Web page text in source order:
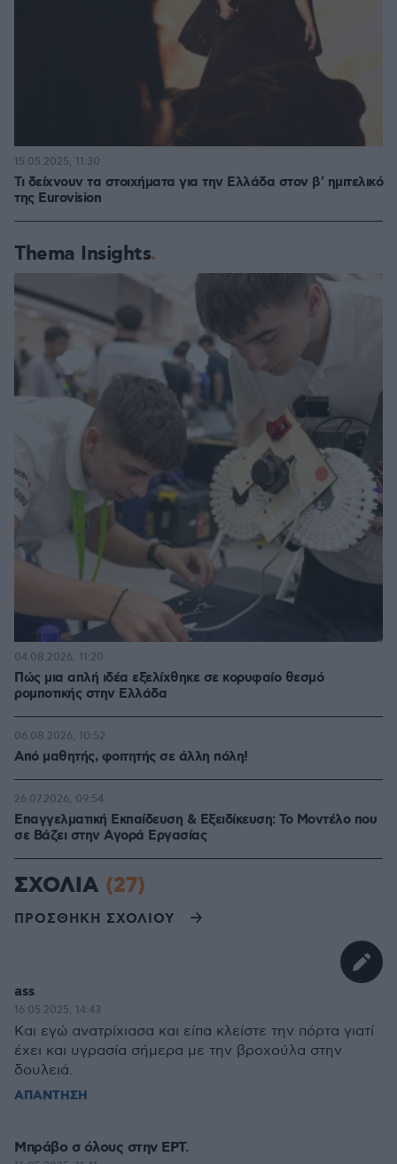
Τι δείχνουν τα στοιχήματα για την Ελλάδα στον β' ημιτελικό
της Eurovision
15.05.2025, 11:30
Thema Insights
Πώς μια απλή ιδέα εξελίχθηκε σε κορυφαίο θεσμό
ρομποτικής στην Ελλάδα
04.08.2026, 11:20
Από μαθητής, φοιτητής σε άλλη πόλη!
06.08.2026, 10:52
Επαγγελματική Εκπαίδευση & Εξειδίκευση: Το Mοντέλο που
σε Bάζει στην Aγορά Eργασίας
26.07.2026, 09:54
ΣΧΟΛΙΑ (27)
ΠΡΟΣΘΗΚΗ ΣΧΟΛΙΟΥ
ass
16.05.2025, 14:43
Και εγώ ανατρίχιασα και είπα κλείστε την πόρτα γιατί
έχει και υγρασία σήμερα με την βροχούλα στην
δουλειά.
ΑΠΑΝΤΗΣΗ
Μπράβο σ όλους στην ΕΡΤ.